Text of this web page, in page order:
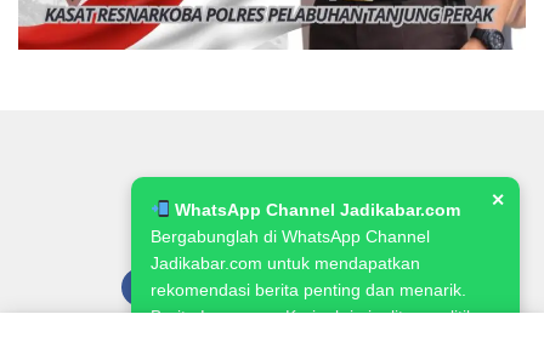
WhatsApp Channel Jadikabar.com
Bergabunglah di WhatsApp Channel
Jadikabar.com untuk mendapatkan
rekomendasi berita penting dan menarik.
Berita Lowongan Kerja, kriminalitas, politik,
✕